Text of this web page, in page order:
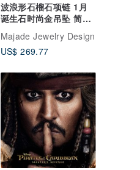
波浪形石榴石项链 1月
诞生石时尚金吊坠 简约
925纯银抽象漩涡坠子
Majade Jewelry Design
US$ 269.77